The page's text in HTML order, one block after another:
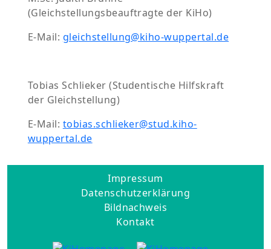
(Gleichstellungsbeauftragte der KiHo)
E-Mail: gleichstellung@kiho-wuppertal.de
Tobias Schlieker (Studentische Hilfskraft
der Gleichstellung)
E-Mail: tobias.schlieker@stud.kiho-
wuppertal.de
Impressum
Datenschutzerklärung
Bildnachweis
Kontakt